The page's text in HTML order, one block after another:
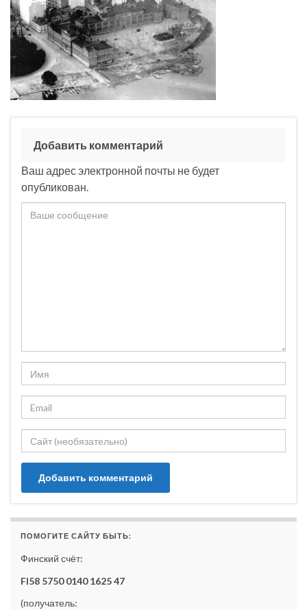
Добавить комментарий
Ваш адрес электронной почты не будет
опубликован.
ПОМОГИТЕ САЙТУ БЫТЬ:
Финский счёт:
FI58 5750 0140 1625 47
(получатель: